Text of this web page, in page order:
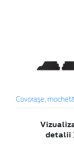
Covoraşe,
detalii